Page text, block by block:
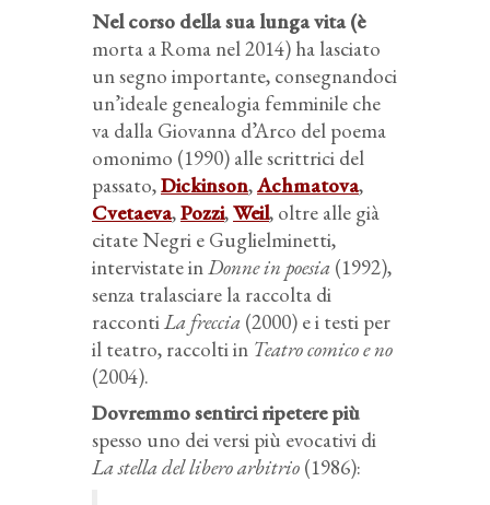
Nel corso della sua lunga vita (è
morta a Roma nel 2014) ha lasciato
un segno importante, consegnandoci
un’ideale genealogia femminile che
va dalla Giovanna d’Arco del poema
omonimo (1990) alle scrittrici del
passato,Dickinson,Achmatova,
Cvetaeva,Pozzi,Weil, oltre alle già
citate Negri e Guglielminetti,
intervistate inDonne in poesia (1992),
senza tralasciare la raccolta di
raccontiLa freccia (2000) e i testi per
il teatro, raccolti in Teatro comico e no
(2004).
Dovremmo sentirci ripetere più
spesso uno dei versi più evocativi di
La stella del libero arbitrio (1986):